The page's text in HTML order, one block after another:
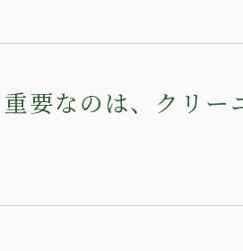
重要なのは、クリー